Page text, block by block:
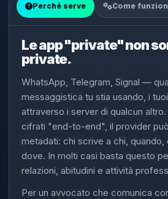
Perché serve Come
Le app "private" non
private.
WhatsApp, Telegram, Signal —
messaggistica tu stia usando, i
attraverso i server di qualcun
cifrati "end-to-end", il provider
metadati: chi scrive a chi, quando,
dove. In molti casi basta questo
relazioni, abitudini e attività
Per un avvocato che comunica